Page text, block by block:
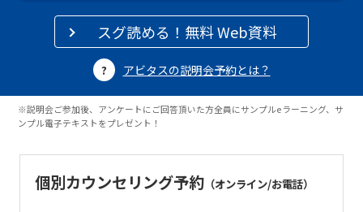
スグ読める！無料 Web資料
アビタスの説明会予約とは？
※説明会ご参加後、アンケートにご回答頂いた方全員にサンプルeラーニング、サ
ンプル電子テキストをプレゼント！
個別カウンセリング予約（オンライン/お電話）